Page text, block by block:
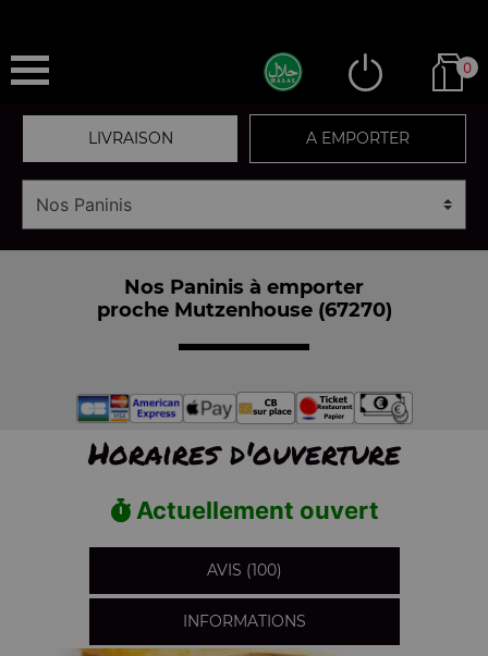
0
LIVRAISON A EMPORTER
Nos Paninis à emporter
proche Mutzenhouse (67270)
Horaires d'ouverture
Actuellement ouvert
AVIS (100)
INFORMATIONS